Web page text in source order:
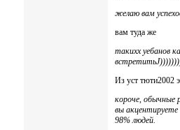
желаю вам
вам туда же
такихх уебанов
Из уст тюти2002
короче, обычные
вы акцентируете
98% людей.